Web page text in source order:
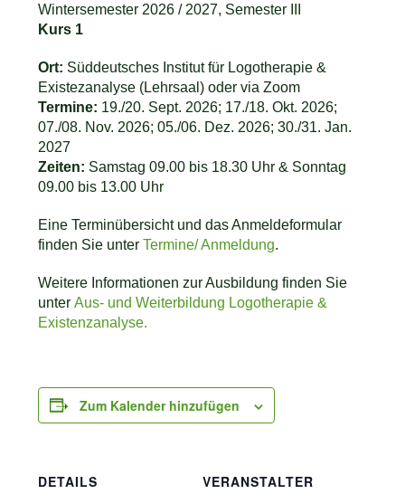
Wintersemester 2026 / 2027, Semester III
Kurs 1
Ort: Süddeutsches Institut für Logotherapie &
Existezanalyse (Lehrsaal) oder via Zoom
Termine: 19./20. Sept. 2026; 17./18. Okt. 2026;
07./08. Nov. 2026; 05./06. Dez. 2026; 30./31. Jan.
2027
Zeiten: Samstag 09.00 bis 18.30 Uhr & Sonntag
09.00 bis 13.00 Uhr
Eine Terminübersicht und das Anmeldeformular
finden Sie unterTermine/ Anmeldung.
Weitere Informationen zur Ausbildung finden Sie
unterAus- und Weiterbildung Logotherapie &
Existenzanalyse.
Zum Kalender hinzufügen
DETAILS
VERANSTALTER